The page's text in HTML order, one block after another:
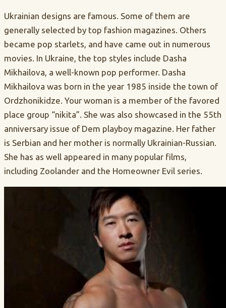
Ukrainian designs are famous. Some of them are
generally selected by top fashion magazines. Others
became pop starlets, and have came out in numerous
movies. In Ukraine, the top styles include Dasha
Mikhailova, a well-known pop performer. Dasha
Mikhailova was born in the year 1985 inside the town of
Ordzhonikidze. Your woman is a member of the favored
place group “nikita”. She was also showcased in the 55th
anniversary issue of Dem playboy magazine. Her father
is Serbian and her mother is normally Ukrainian-Russian.
She has as well appeared in many popular films,
including Zoolander and the Homeowner Evil series.